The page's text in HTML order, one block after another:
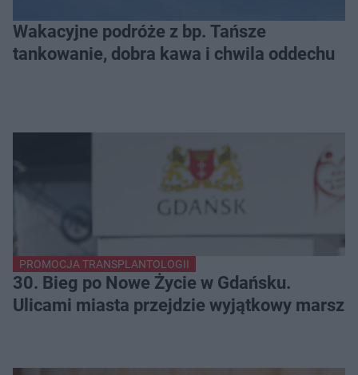
Wakacyjne podróże z bp. Tańsze
tankowanie, dobra kawa i chwila oddechu
PROMOCJA TRANSPLANTOLOGII
30. Bieg po Nowe Życie w Gdańsku.
Ulicami miasta przejdzie wyjątkowy marsz